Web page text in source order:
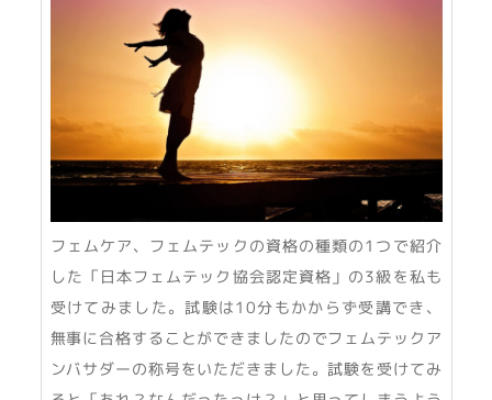
フェムケア、フェムテックの資格の種類の1つで紹介
した「日本フェムテック協会認定資格」の3級を私も
受けてみました。試験は10分もかからず受講でき、
無事に合格することができましたのでフェムテックア
ンバサダーの称号をいただきました。試験を受けてみ